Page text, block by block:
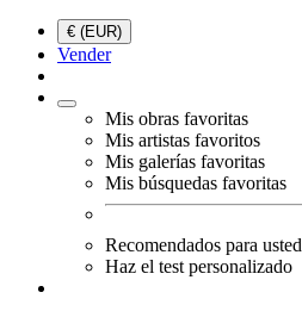
€ (EUR)
Vender
Mis obras favoritas
Mis artistas favoritos
Mis galerías favoritas
Mis búsquedas favoritas
Recomendados para usted
Haz el test personalizado